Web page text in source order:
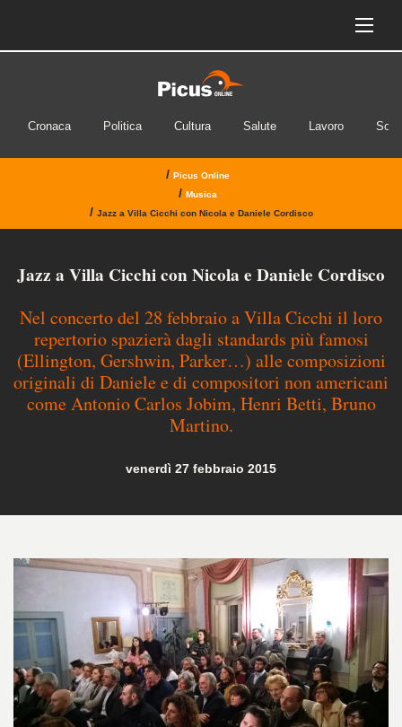
Cronaca Politica Cultura Salute Lavoro
/ Picus Online
/ Musica
/ Jazz a Villa Cicchi con Nicola e Daniele Cordisco
Jazz a Villa Cicchi con Nicola e Daniele Cordisco
Nel concerto del 28 febbraio a Villa Cicchi il loro
repertorio spazierà dagli standards più famosi
(Ellington, Gershwin, Parker…) alle composizioni
originali di Daniele e di compositori non americani
come Antonio Carlos Jobim, Henri Betti, Bruno
Martino.
venerdì 27 febbraio 2015